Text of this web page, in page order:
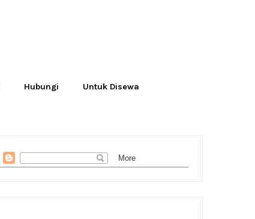
Hubungi Untuk Disewa